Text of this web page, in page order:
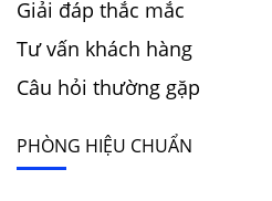
Giải đáp thắc mắc
Tư vấn khách hàng
Câu hỏi thường gặp
PHÒNG HIỆU CHUẨN